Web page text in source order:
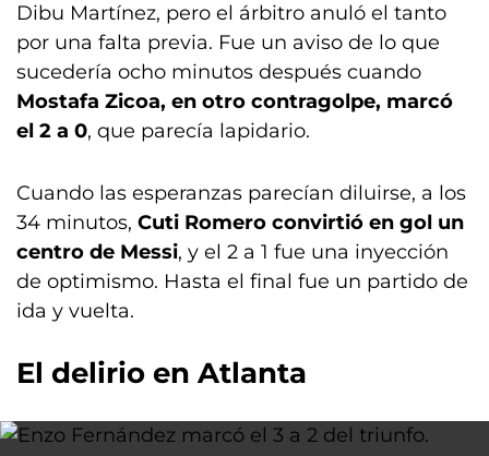
Dibu Martínez, pero el árbitro anuló el tanto
por una falta previa. Fue un aviso de lo que
sucedería ocho minutos después cuando
Mostafa Zicoa, en otro contragolpe, marcó
el 2 a 0, que parecía lapidario.
Cuando las esperanzas parecían diluirse, a los
34 minutos, Cuti Romero convirtió en gol un
centro de Messi, y el 2 a 1 fue una inyección
de optimismo. Hasta el final fue un partido de
ida y vuelta.
El delirio en Atlanta